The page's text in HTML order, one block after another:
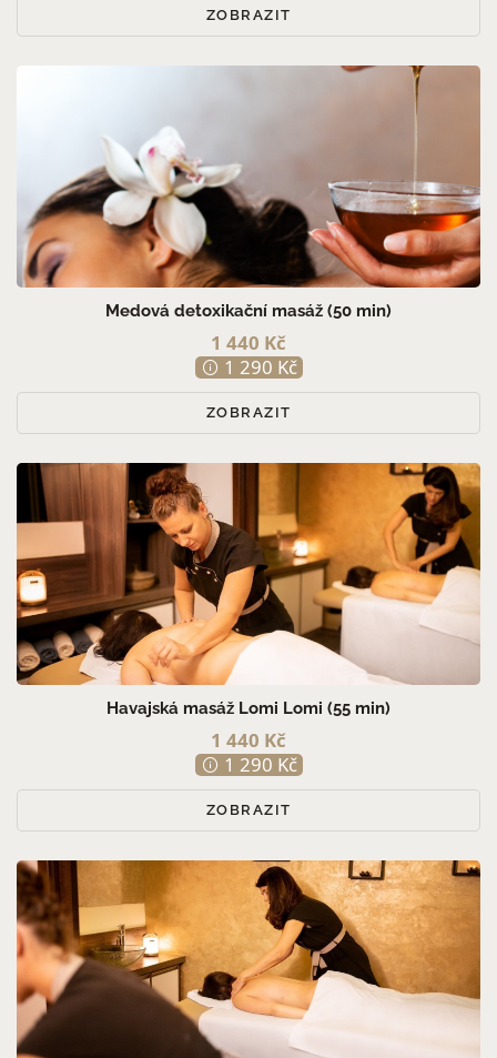
ZOBRAZIT
Medová detoxikační masáž (50 min)
1 440 Kč
1 290 Kč
ZOBRAZIT
Havajská masáž Lomi Lomi (55 min)
1 440 Kč
1 290 Kč
ZOBRAZIT